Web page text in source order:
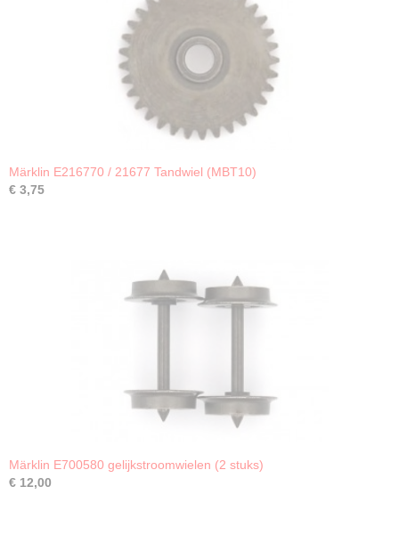
Märklin E216770 / 21677 Tandwiel (MBT10)
€ 3,75
Märklin E700580 gelijkstroomwielen (2 stuks)
€ 12,00